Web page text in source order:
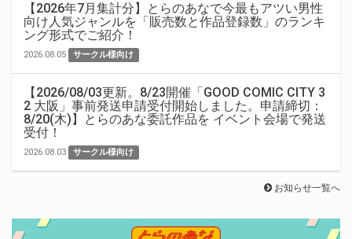
【2026年7月集計分】とらのあなで今最もアツい男性
向け人気ジャンルを「販売数と作品登録数」のランキ
ング形式でご紹介！
2026.08.05 サークル様向け
【2026/08/03更新。8/23開催「GOOD COMIC CITY 3
2 大阪」事前発送申請受付開始しました。申請締切：
8/20(木)】とらのあな委託作品を イベント会場で発送
受付！
2026.08.03 サークル様向け
お知らせ一覧へ